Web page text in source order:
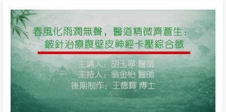
德
成
主
持
巩
昌
镇
制
作
春
风
化
雨
无
声，
医
道